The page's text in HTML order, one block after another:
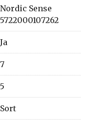
Nordic Sense
5722000107262
Ja
7
5
Sort